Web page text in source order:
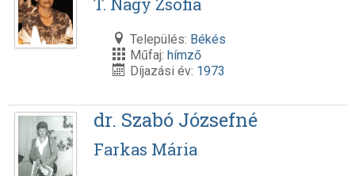
T. Nagy Zsófia
Település: Békés
Műfaj: hímző
Díjazási év: 1973
dr. Szabó Józsefné
Farkas Mária